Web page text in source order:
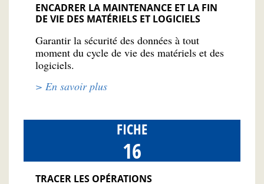
ENCADRER LA MAINTENANCE ET LA FIN
DE VIE DES MATÉRIELS ET LOGICIELS
Garantir la sécurité des données à tout
moment du cycle de vie des matériels et des
logiciels.
> En savoir plus
FICHE
16
TRACER LES OPÉRATIONS